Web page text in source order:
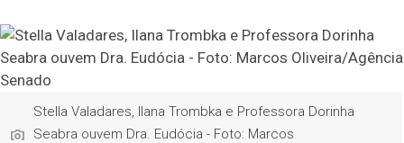
Stella Valadares, Ilana Trombka e Professora Dorinha
Seabra ouvem Dra. Eudócia - Foto: Marcos